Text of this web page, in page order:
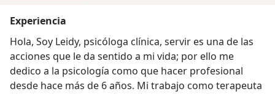
Experiencia
Hola, Soy Leidy, psicóloga clínica, servir es una de las
acciones que le da sentido a mi vida; por ello me
dedico a la psicología como que hacer profesional
desde hace más de 6 años. Mi trabajo como terapeuta